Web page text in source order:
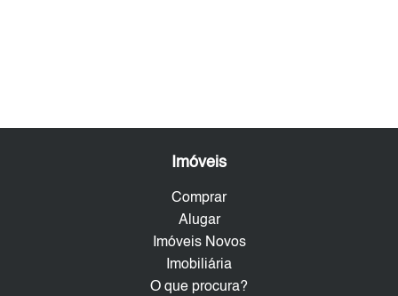
Imóveis
Comprar
Alugar
Imóveis Novos
Imobiliária
O que procura?